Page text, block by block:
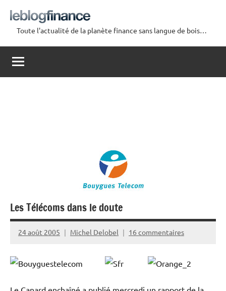
contenu
Le
Blog
Finance
Toute l'actualité de la planète finance sans langue de bois…
Les Télécoms dans le doute
24 août 2005 Michel Delobel 16 commentaires